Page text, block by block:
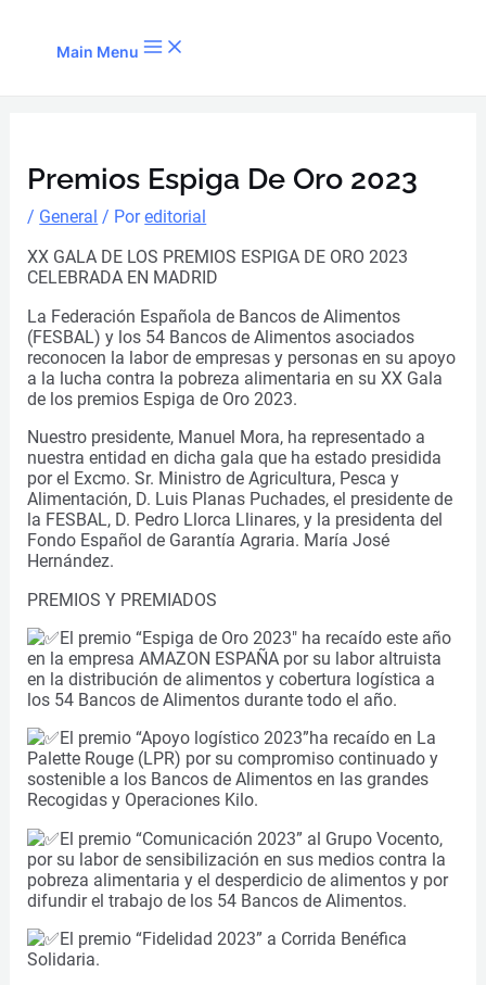
Main Menu
Premios Espiga De Oro 2023
/ General / Poreditorial
XX GALA DE LOS PREMIOS ESPIGA DE ORO 2023
CELEBRADA EN MADRID
La Federación Española de Bancos de Alimentos
(FESBAL) y los 54 Bancos de Alimentos asociados
reconocen la labor de empresas y personas en su apoyo
a la lucha contra la pobreza alimentaria en su XX Gala
de los premios Espiga de Oro 2023.
Nuestro presidente, Manuel Mora, ha representado a
nuestra entidad en dicha gala que ha estado presidida
por el Excmo. Sr. Ministro de Agricultura, Pesca y
Alimentación, D. Luis Planas Puchades, el presidente de
la FESBAL, D. Pedro Llorca Llinares, y la presidenta del
Fondo Español de Garantía Agraria. María José
Hernández.
PREMIOS Y PREMIADOS
El premio “Espiga de Oro 2023″ ha recaído este año
en la empresa AMAZON ESPAÑA por su labor altruista
en la distribución de alimentos y cobertura logística a
los 54 Bancos de Alimentos durante todo el año.
El premio “Apoyo logístico 2023”ha recaído en La
Palette Rouge (LPR) por su compromiso continuado y
sostenible a los Bancos de Alimentos en las grandes
Recogidas y Operaciones Kilo.
El premio “Comunicación 2023” al Grupo Vocento,
por su labor de sensibilización en sus medios contra la
pobreza alimentaria y el desperdicio de alimentos y por
difundir el trabajo de los 54 Bancos de Alimentos.
El premio “Fidelidad 2023” a Corrida Benéfica
Solidaria.